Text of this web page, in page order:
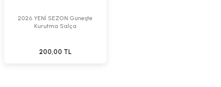
2026 YENİ SEZON Güneşte
Kurutma Salça
200,00 TL